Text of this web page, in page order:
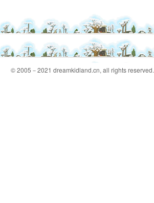
© 2005－2021 dreamkidland.cn, all rights reserved.